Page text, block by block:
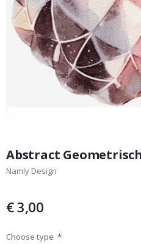
Price
naar
het
begin
afbeeldingen-
Abstract
Namly Design
€ 3,00
Choose type